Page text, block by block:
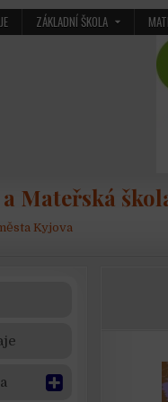
ZÁKLADNÍ ŠKOLA
Mateřská
Kyjova